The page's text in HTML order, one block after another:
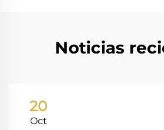
Noticias
20
Oct